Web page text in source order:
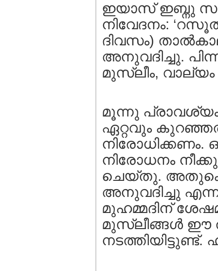
ഇയാസ്‌ ഇബ്നു
നിവേദനം:
ദിവസം)
അനുവദിച്ചു.
മുസ്ലീം, വാല്യം
മൂന്നു
ഏറ്റവും
നിരോധനം
ചെയ്തു.
അനുവദിച്ചു എന്ന്
മുഹമ്മദിന്
മുസ്ലീങ്ങള്‍ ഈ
നടത്തിയിട്ടുണ്ട്.